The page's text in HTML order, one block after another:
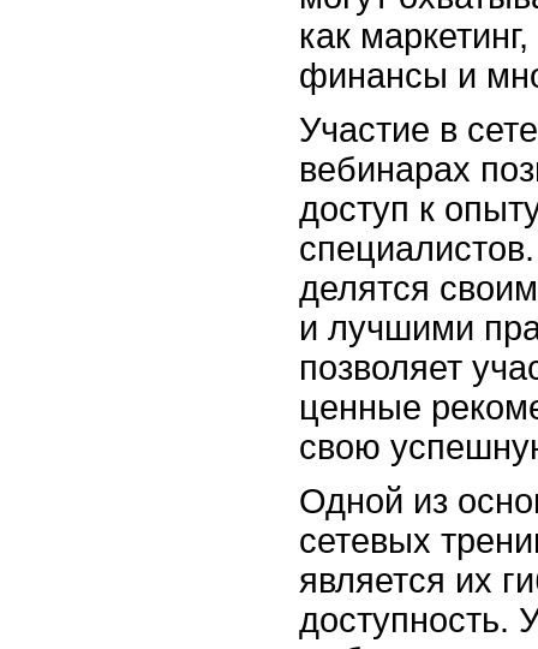
как
финансы и
Участие в
вебинарах
доступ к
делятся
и лучшими
позволяет
ценные
свою
Одной из
сетевых
является их
доступность.